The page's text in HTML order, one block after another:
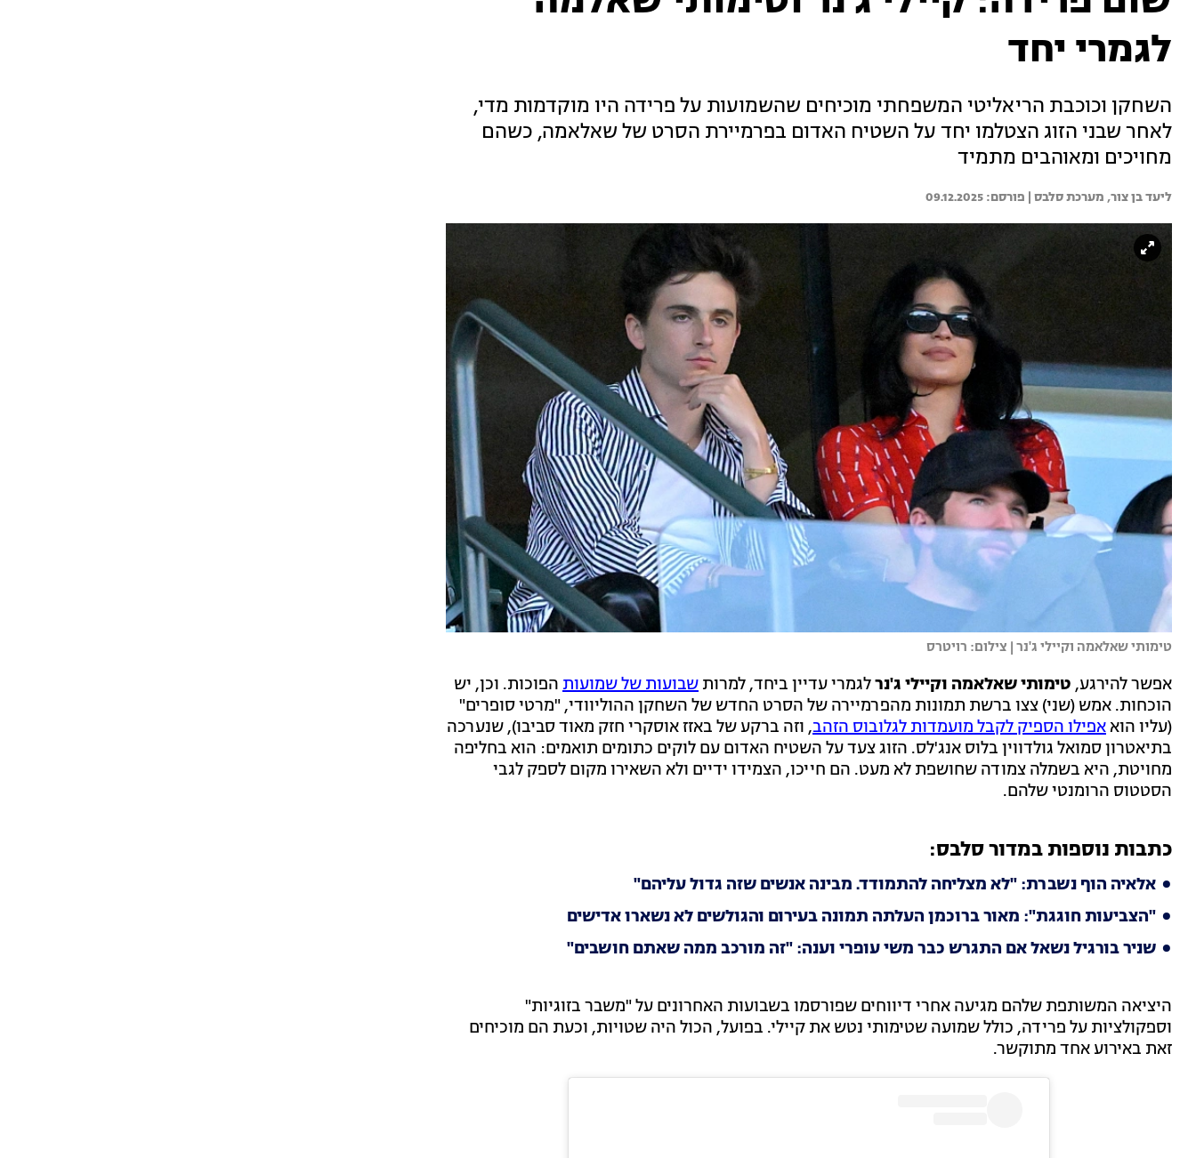
לגמרי יחד
השחקן וכוכבת הריאליטי המשפחתי מוכיחים שהשמועות על פרידה היו מוקדמות מדי,
לאחר שבני הזוג הצטלמו יחד על השטיח האדום בפרמיירת הסרט של שאלאמה, כשהם
מחויכים ומאוהבים מתמיד
ליעד בן צור, מערכת סלבס | 09.12.2025
טימותי שאלאמה וקיילי ג'נר | צילום: רויטרס
אפשר להירגע, טימותי שאלאמה וקיילי ג'נרלגמרי עדיין ביחד, למרות שבועות של שמועות הפוכות. וכן, יש
הוכחות. אמש (שני) צצו ברשת תמונות מהפרמיירה של הסרט החדש של השחקן ההוליוודי, "מרטי סופרים"
(עליו הואאפילו הספיק לקבל מועמדות לגלובוס הזהב, וזה ברקע של באזז אוסקרי חזק מאוד סביבו), שנערכה
בתיאטרון סמואל גולדווין בלוס אנג'לס. הזוג צעד על השטיח האדום עם לוקים כתומים תואמים: הוא בחליפה
מחויטת, היא בשמלה צמודה שחושפת לא מעט. הם חייכו, הצמידו ידיים ולא השאירו מקום לספק לגבי
הסטטוס הרומנטי שלהם.
כתבות נוספות במדור סלבס:
אלאיה הוף נשברת: "לא מצליחה להתמודד. מבינה אנשים שזה גדול עליהם"
"הצביעות חוגגת": מאור ברוכמן העלתה תמונה בעירום והגולשים לא נשארו אדישים
שניר בורגיל נשאל אם התגרש כבר משי עופרי וענה: "זה מורכב ממה שאתם חושבים"
היציאה המשותפת שלהם מגיעה אחרי דיווחים שפורסמו בשבועות האחרונים על "משבר בזוגיות"
וספקולציות על פרידה, כולל שמועה שטימותי נטש את קיילי. בפועל, הכול היה שטויות, וכעת הם מוכיחים
זאת באירוע אחד מתוקשר.